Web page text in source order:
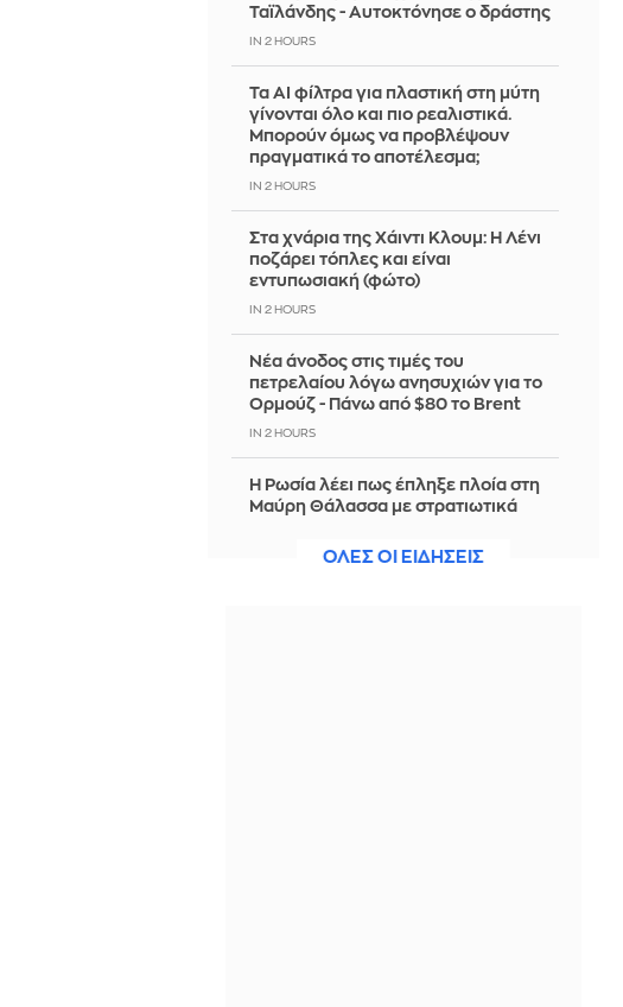
Ταϊλάνδης - Αυτοκτόνησε ο δράστης
IN 2 HOURS
Τα AI φίλτρα για πλαστική στη μύτη
γίνονται όλο και πιο ρεαλιστικά.
Μπορούν όμως να προβλέψουν
πραγματικά το αποτέλεσμα;
IN 2 HOURS
Στα χνάρια της Χάιντι Κλουμ: Η Λένι
ποζάρει τόπλες και είναι
εντυπωσιακή (φώτο)
IN 2 HOURS
Νέα άνοδος στις τιμές του
πετρελαίου λόγω ανησυχιών για το
Ορμούζ - Πάνω από $80 το Brent
IN 2 HOURS
Η Ρωσία λέει πως έπληξε πλοία στη
Μαύρη Θάλασσα με στρατιωτικά
ΟΛΕΣ ΟΙ ΕΙΔΗΣΕΙΣ